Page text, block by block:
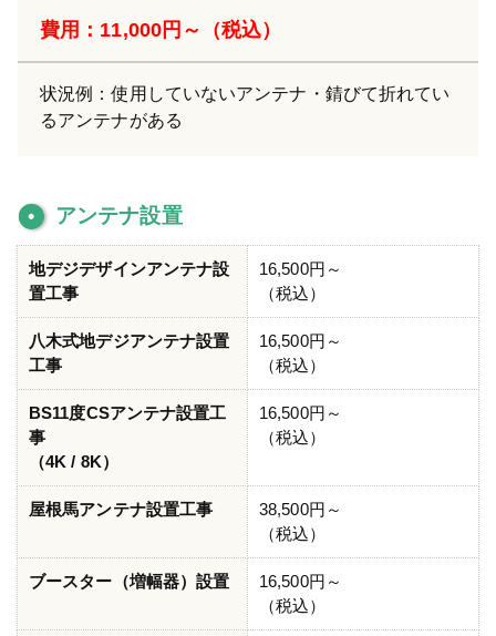
費用：11,000円～（税込）
状況例：使用していないアンテナ・錆びて折れてい
るアンテナがある
アンテナ設置
地デジデザインアンテナ設
置工事
16,500円～
（税込）
八木式地デジアンテナ設置
工事
16,500円～
（税込）
BS11度CSアンテナ設置工
事
（4K / 8K）
16,500円～
（税込）
屋根馬アンテナ設置工事
38,500円～
（税込）
ブースター（増幅器）設置
16,500円～
（税込）